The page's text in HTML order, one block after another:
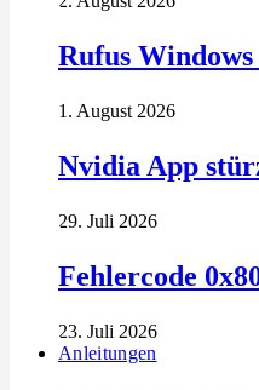
Rufus
1. August 2026
Nvidia App
29. Juli 2026
Fehlercode
23. Juli 2026
Anleitungen